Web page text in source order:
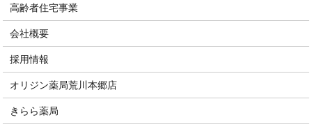
高齢者住宅事業
会社概要
採用情報
オリジン薬局荒川本郷店
きらら薬局